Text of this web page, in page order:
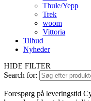
Thule/Yepp
Trek
woom
Vittoria
Tilbud
Nyheder
HIDE FILTER
Search for:
Forespørg på leveringstid